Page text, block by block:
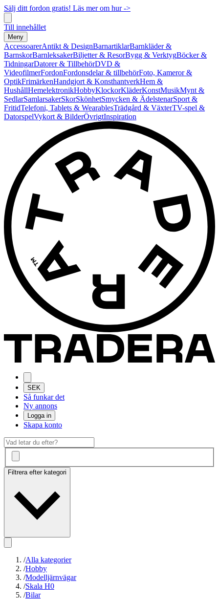
Sälj ditt fordon gratis! Läs mer om hur ->
Till innehållet
Meny
AccessoarerAntikt & DesignBarnartiklarBarnkläder &
BarnskorBarnleksakerBiljetter & ResorBygg & VerktygBöcker &
TidningarDatorer & TillbehörDVD &
VideofilmerFordonFordonsdelar & tillbehörFoto, Kameror &
OptikFrimärkenHandgjort & KonsthantverkHem &
HushållHemelektronikHobbyKlockorKläderKonstMusikMynt &
SedlarSamlarsakerSkorSkönhetSmycken & ÄdelstenarSport &
FritidTelefoni, Tablets & WearablesTrädgård & VäxterTV-spel &
DatorspelVykort & BilderÖvrigtInspiration
SEK
Så funkar det
Ny annons
Logga in
Skapa konto
Filtrera efter kategori
/Alla kategorier
/Hobby
/Modelljärnvägar
/Skala H0
/Bilar